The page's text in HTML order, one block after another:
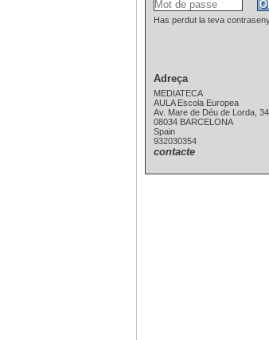
Has perdut la teva
Adreça
MEDIATECA
AULA Escola Europea
Av. Mare de Déu de Lorda,
08034 BARCELONA
Spain
932030354
contacte